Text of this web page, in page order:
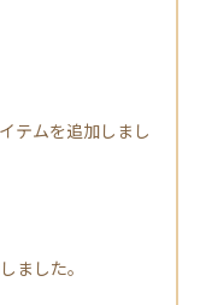
テムを追加しまし
ました。